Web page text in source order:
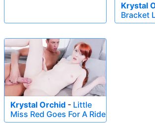
Krystal
Bracket
Krystal Orchid - Little
Miss Red Goes For A Ride